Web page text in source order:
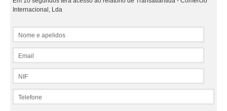
Internacional, Lda